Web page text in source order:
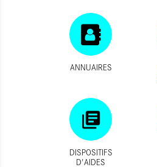
ANNUAIRES
DISPOSITIFS
D'AIDES